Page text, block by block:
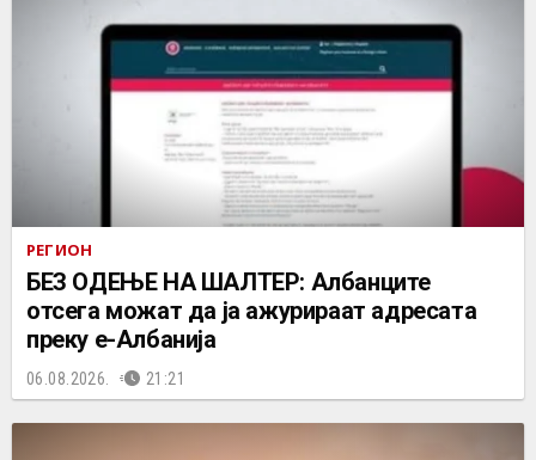
РЕГИОН
БЕЗ ОДЕЊЕ НА ШАЛТЕР: Албанците
отсега можат да ја ажурираат адресата
преку е-Албанија
06.08.2026. 21:21